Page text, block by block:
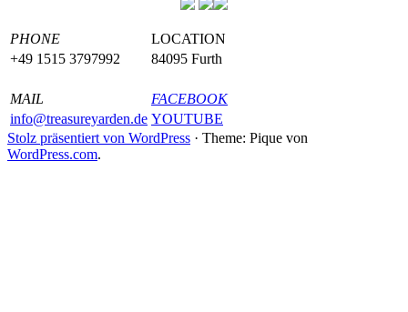
PHONE
LOCATION
+49 1515 3797992
84095 Furth
MAIL
FACEBOOK
info@treasureyarden.de YOUTUBE
Stolz präsentiert von WordPress · Theme: Pique von
WordPress.com.